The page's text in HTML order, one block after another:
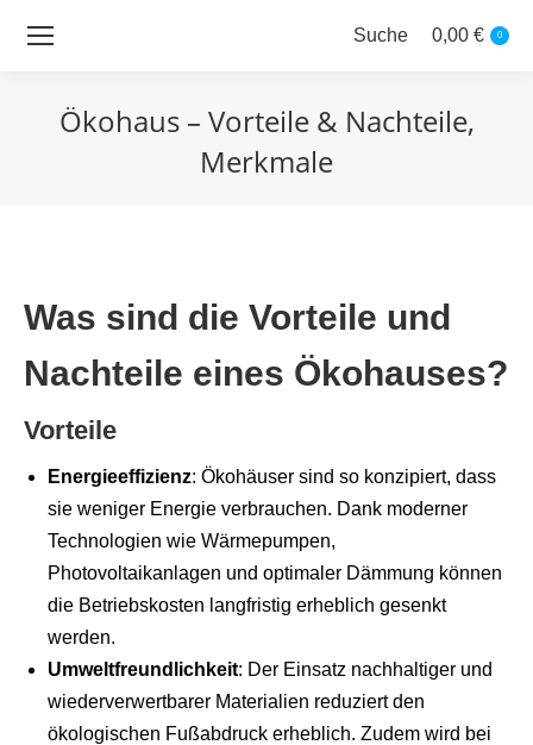
Search:
Suche 0,00 € 0
Ökohaus – Vorteile & Nachteile,
Merkmale
Was sind die Vorteile und
Nachteile eines Ökohauses?
Vorteile
Energieeffizienz: Ökohäuser sind so konzipiert, dass
sie weniger Energie verbrauchen. Dank moderner
Technologien wie Wärmepumpen,
Photovoltaikanlagen und optimaler Dämmung können
die Betriebskosten langfristig erheblich gesenkt
werden.
Umweltfreundlichkeit: Der Einsatz nachhaltiger und
wiederverwertbarer Materialien reduziert den
ökologischen Fußabdruck erheblich. Zudem wird bei